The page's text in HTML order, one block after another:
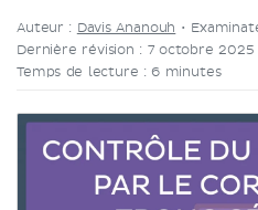
Auteur : Davis Ananouh •
Dernière révision : 7 octobre 2025
Temps de lecture : 6 minutes